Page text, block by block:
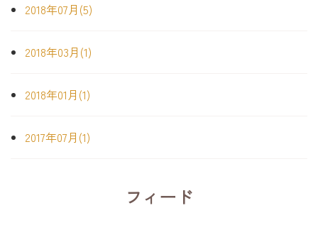
2018年07月(5)
2018年03月(1)
2018年01月(1)
2017年07月(1)
フィード